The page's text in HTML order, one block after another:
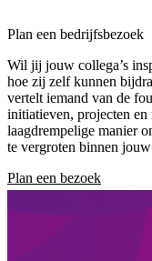
Plan een bedrijfsbezoek
Wil jij jouw collega’s
hoe zij zelf kunnen
vertelt iemand van de
initiatieven, projecten en
laagdrempelige manier
te vergroten binnen jouw
Plan een bezoek